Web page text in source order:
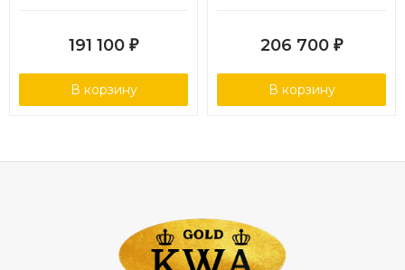
191 100 ₽
В корзину
206 700 ₽
В корзину